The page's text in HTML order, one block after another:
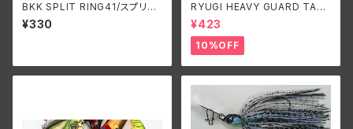
BKK SPLIT RING41/スプリッ
トリング41
¥330
RYUGI HEAVY GUARD TALI
SMAN/リューギ ヘビーガードタ
リズマン
¥423
10%OFF